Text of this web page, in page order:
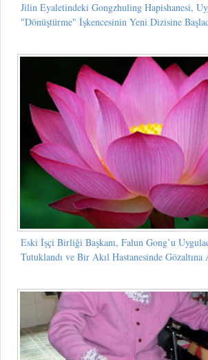
Jilin Eyaletindeki Gongzhuling Hapishanesi,
"Dönüştürme" İşkencesinin Yeni Dizisine
Eski İşçi Birliği Başkanı, Falun Gong’u
Tutuklandı ve Bir Akıl Hastanesinde Gözaltına